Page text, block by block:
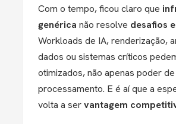
Com o tempo, ficou claro que
genérica não resolve desafios
Workloads de IA, renderização,
dados ou sistemas críticos
otimizados, não apenas poder de
processamento. E é aí que a
volta a servantagem